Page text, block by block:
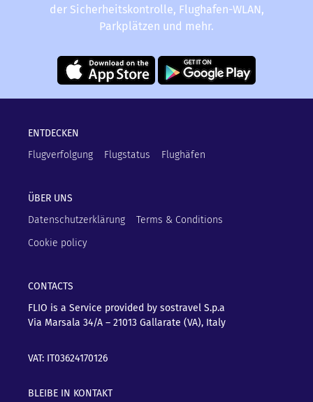
der Sicherheitskontrolle, Flughafen-WLAN,
Parkplätzen und mehr.
ENTDECKEN
Flugverfolgung
Flugstatus Flughäfen
ÜBER UNS
Datenschutzerklärung
Terms & Conditions
Cookie policy
CONTACTS
FLIO is a Service provided by sostravel S.p.a
Via Marsala 34/A – 21013 Gallarate (VA), Italy
VAT: IT03624170126
BLEIBE IN KONTAKT